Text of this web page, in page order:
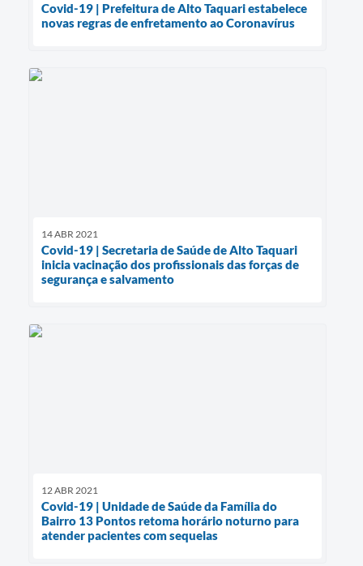
Covid-19 | Prefeitura de Alto Taquari estabelece
novas regras de enfretamento ao Coronavírus
14 ABR 2021
Covid-19 | Secretaria de Saúde de Alto Taquari
inicia vacinação dos profissionais das forças de
segurança e salvamento
12 ABR 2021
Covid-19 | Unidade de Saúde da Família do
Bairro 13 Pontos retoma horário noturno para
atender pacientes com sequelas